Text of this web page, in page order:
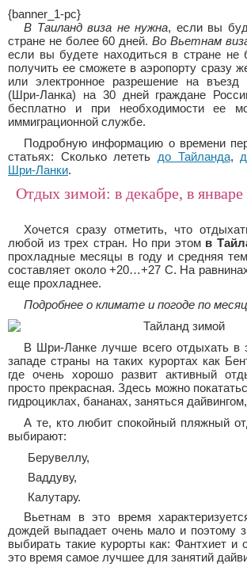
{banner_1-pc}
В Таиланд виза не нужна, если вы
стране не более 60 дней. Во Вьетнам
если вы будете находиться в стране не
получить ее сможете в аэропорту сразу
или электронное разрешение на
(Шри-Ланка) на 30 дней граждане
бесплатно и при необходимости ее
иммиграционной службе.
Подробную информацию о времени
статьях: Сколько лететь до Тайланда,
Шри-Ланки.
Отдых зимой: в декабре, в январе
Хочется сразу отметить, что
любой из трех стран. Но при этом в
прохладные месяцы в году и средняя
составляет около +20…+27 C. На
еще прохладнее.
Подробнее о климате и погоде по
В Шри-Ланке лучше всего отдыхать в
западе страны на таких курортах как
где очень хорошо развит активный
просто прекрасная. Здесь можно
гидроциклах, бананах, заняться
А те, кто любит спокойный пляжный
выбирают:
Берувеллу,
Ваддуву,
Калутару.
Вьетнам в это время
дождей выпадает очень мало и поэтому
выбирать такие курорты как: Фантхиет и
это время самое лучшее для занятий